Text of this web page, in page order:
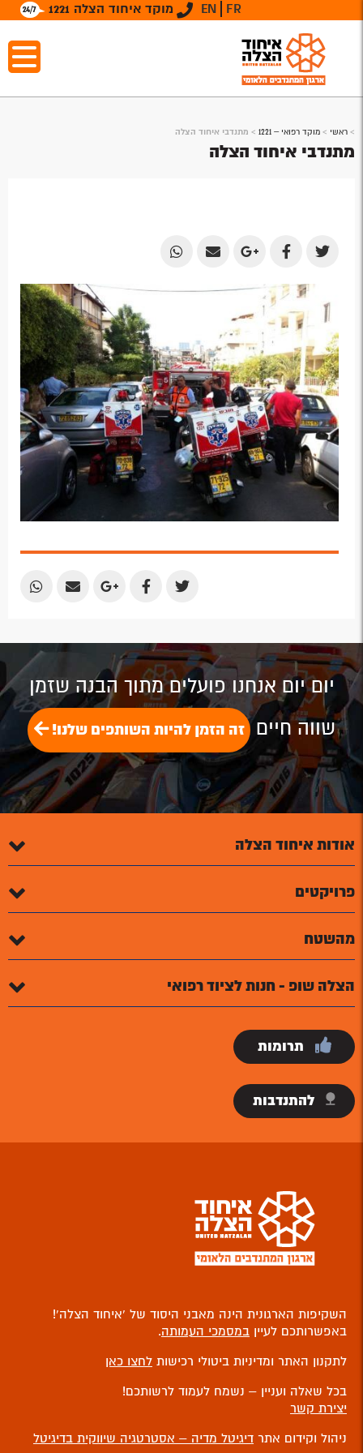
מוקד איחוד הצלה 1221 EN FR
> ראשי > מוקד רפואי – 1221 > מתנדבי איחוד הצלה
מתנדבי איחוד הצלה
Share
on
Twitter
Share
on
Facebook
Share
Plus
Share
Share
Share
Share
Share
Share
Share
יום יום אנחנו פועלים מתוך הבנה שזמן
שווה חיים זה הזמן להיות השותפים שלנו!
אודות איחוד הצלה
פרויקטים
מהשטח
הצלה שופ - חנות לציוד רפואי
תרומות
להתנדבות
השקיפות הארגונית הינה מאבני היסוד של ‘איחוד הצלה’!
באפשרותכם לעיין במסמכי העמותה.
לתקנון האתר ומדיניות ביטולי רכישות לחצו כאן
בכל שאלה ועניין – נשמח לעמוד לרשותכם!
יצירת קשר
ניהול וקידום אתר דיגיטל מדיה – אסטרטגיה שיווקית בדיגיטל